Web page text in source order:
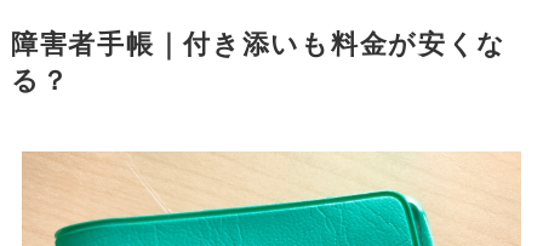
障害者手帳｜付き添いも料金が安くな
る？